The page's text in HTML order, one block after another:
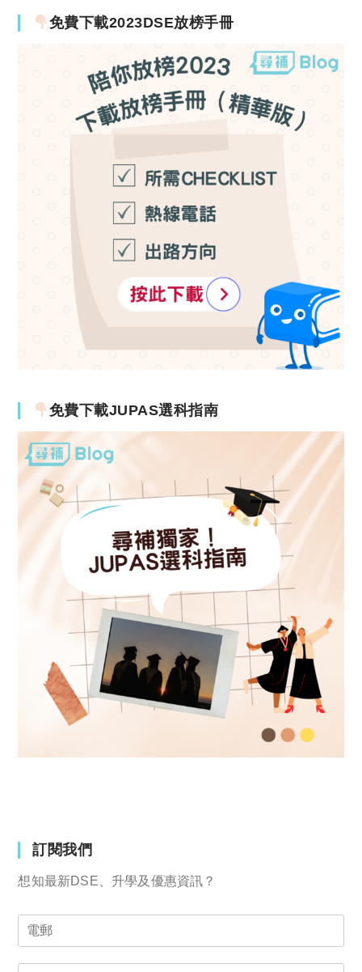
免費下載2023DSE放榜手冊
免費下載JUPAS選科指南
訂閱我們
想知最新DSE、升學及優惠資訊？